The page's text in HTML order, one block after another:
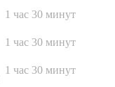
1 час 30 минут
1 час 30 минут
1 час 30 минут